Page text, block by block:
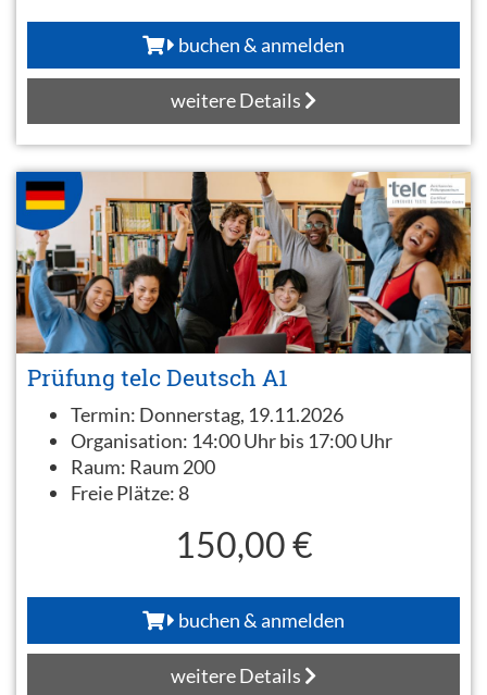
buchen & anmelden
weitere Details
Prüfung telc Deutsch A1
Termin: Donnerstag, 19.11.2026
Organisation: 14:00 Uhr bis 17:00 Uhr
Raum: Raum 200
Freie Plätze: 8
150,00 €
buchen & anmelden
weitere Details